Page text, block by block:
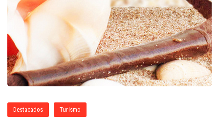
Destacados Turismo